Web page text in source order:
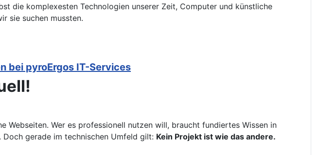
die komplexesten Technologien unserer Zeit, Computer und künstliche
sie suchen mussten.
bei pyroErgos IT-Services
Webseiten. Wer es professionell nutzen will, braucht fundiertes Wissen in
gerade im technischen Umfeld gilt: Kein Projekt ist wie das andere.